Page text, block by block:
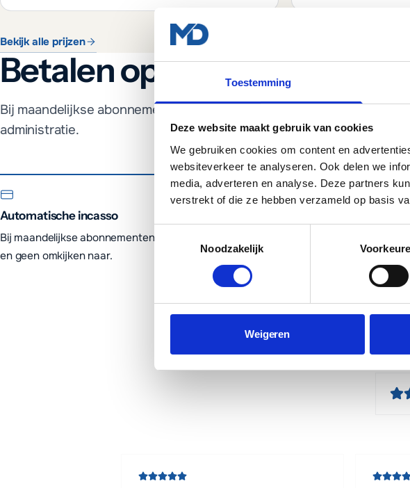
Toestemming
Deze website maakt gebruik van cookies
We gebruiken cookies om content en
websiteverkeer te analyseren. Ook delen we
media, adverteren en analyse. Deze partners
verstrekt of die ze hebben verzameld op basis
Noodzakelijk
Weigeren
Bekijk alle prijzen
Betalen op de manier die
Bij maandelijkse abonnementen heb je twee opties. Je kiest zelf
administratie.
Automatische incasso
Bij maandelijkse abonnementen kun je kiezen voor automatische incasso. Geregeld
en geen omkijken naar.